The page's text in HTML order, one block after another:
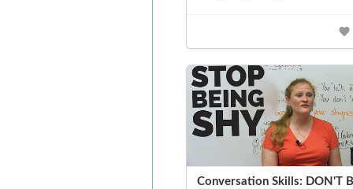
Conversation Skills: DON'T